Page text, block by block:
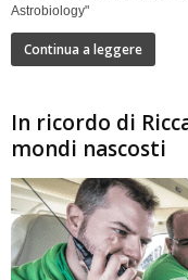
Astrobiology"
Continua a leggere
In ricordo di
mondi nascosti